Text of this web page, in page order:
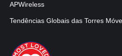
APWireless
Tendências Globais das Torres